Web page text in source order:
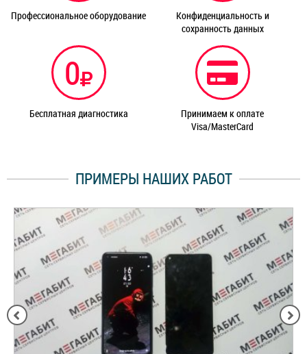
Профессиональное оборудование
Конфиденциальность и
сохранность данных
0
Бесплатная диагностика
Принимаем к оплате
Visa/MasterCard
ПРИМЕРЫ НАШИХ РАБОТ